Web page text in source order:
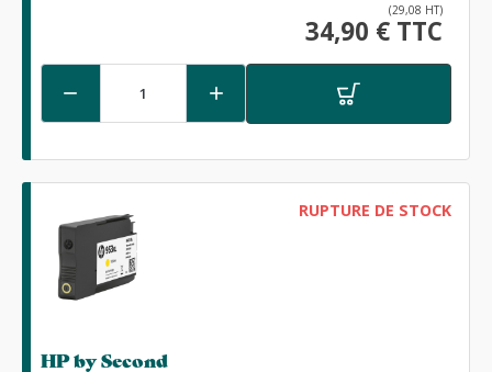
(29,08 HT)
34,90 € TTC
 
RUPTURE DE STOCK
HP by Second